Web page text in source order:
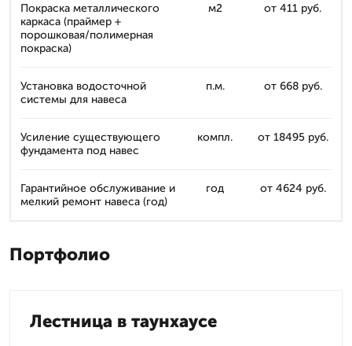
Покраска металлического
каркаса (праймер +
порошковая/полимерная
покраска)
м2 от 411 руб.
Установка водосточной
системы для навеса
п.м. от 668 руб.
Усиление существующего
фундамента под навес
компл. от 18495 руб.
Гарантийное обслуживание и
мелкий ремонт навеса (год)
год от 4624 руб.
Портфолио
Лестница в таунхаусе